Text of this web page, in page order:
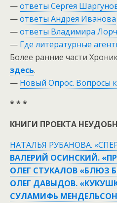
—ответы Сергея
—ответы Андрея Иванова
—ответы Владимира
— Где литературные
Более ранние части
здесь.
— Новый Опрос. Вопросы
* * *
КНИГИ ПРОЕКТА
НАТАЛЬЯ РУБАНОВА.
ВАЛЕРИЙ ОСИНСКИЙ.
ОЛЕГ СТУКАЛОВ «БЛЮЗ
ОЛЕГ ДАВЫДОВ.
СУЛАМИФЬ МЕНДЕЛЬСОН